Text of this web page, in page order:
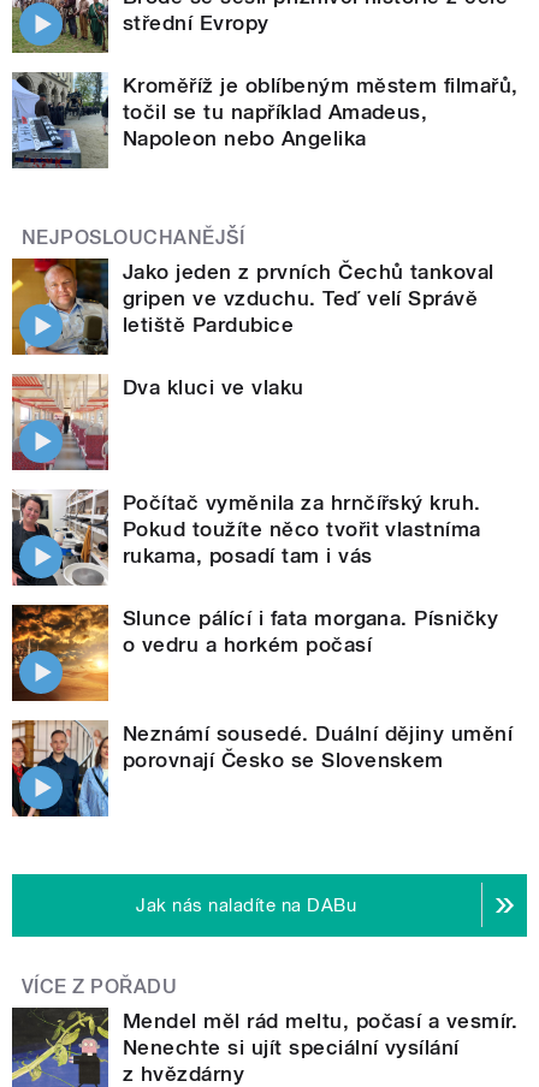
střední Evropy
Kroměříž je oblíbeným městem filmařů,
točil se tu například Amadeus,
Napoleon nebo Angelika
NEJPOSLOUCHANĚJŠÍ
Jako jeden z prvních Čechů tankoval
gripen ve vzduchu. Teď velí Správě
letiště Pardubice
Dva kluci ve vlaku
Počítač vyměnila za hrnčířský kruh.
Pokud toužíte něco tvořit vlastníma
rukama, posadí tam i vás
Slunce pálící i fata morgana. Písničky
o vedru a horkém počasí
Neznámí sousedé. Duální dějiny umění
porovnají Česko se Slovenskem
Jak nás naladíte na DABu
VÍCE Z POŘADU
Mendel měl rád meltu, počasí a vesmír.
Nenechte si ujít speciální vysílání
z hvězdárny